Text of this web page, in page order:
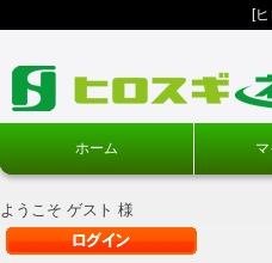
[
ホーム
ようこそ ゲスト 様